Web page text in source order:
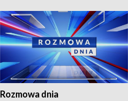
Rozmowa dnia